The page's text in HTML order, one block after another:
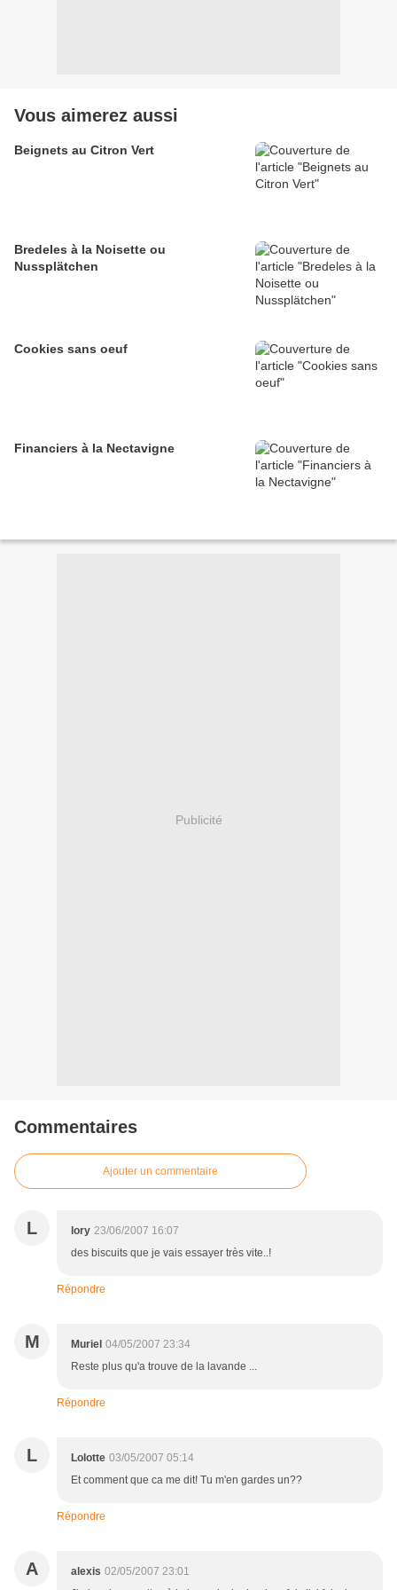
Vous aimerez aussi
Beignets au Citron Vert
Bredeles à la Noisette ou
Nussplätchen
Cookies sans oeuf
Financiers à la Nectavigne
Publicité
Commentaires
Ajouter un commentaire
L lory 23/06/2007 16:07
des biscuits que je vais essayer très vite..!
Répondre
M Muriel 04/05/2007 23:34
Reste plus qu'a trouve de la lavande ...
Répondre
L Lolotte 03/05/2007 05:14
Et comment que ca me dit! Tu m'en gardes un??
Répondre
A alexis 02/05/2007 23:01